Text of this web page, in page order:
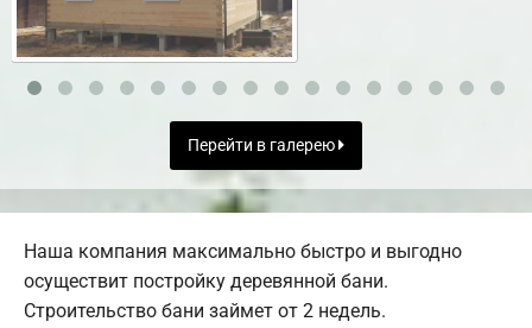
Перейти в галерею
Наша компания максимально быстро и выгодно
осуществит постройку деревянной бани.
Строительство бани займет от 2 недель.